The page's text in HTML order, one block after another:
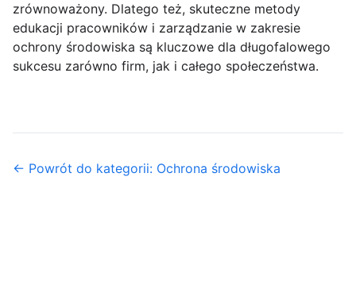
zrównoważony. Dlatego też, skuteczne metody
edukacji pracowników i zarządzanie w zakresie
ochrony środowiska są kluczowe dla długofalowego
sukcesu zarówno firm, jak i całego społeczeństwa.
← Powrót do kategorii: Ochrona środowiska